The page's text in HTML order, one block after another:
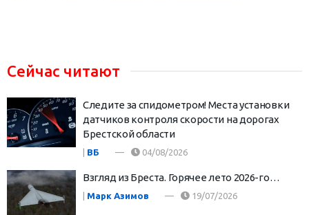
Сейчас читают
Следите за спидометром! Места установки
датчиков контроля скорости на дорогах
Брестской области
ВБ 04/08/2026
Взгляд из Бреста. Горячее лето 2026-го…
Марк Азимов 19/07/2026